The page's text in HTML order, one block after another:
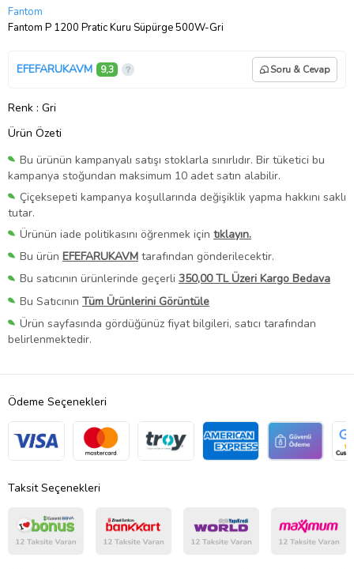
Fantom
Fantom P 1200 Pratic Kuru Süpürge 500W-Gri
EFEFARUKAVM 9,3 Soru & Cevap
Renk : Gri
Ürün Özeti
Bu ürünün kampanyalı satışı stoklarla sınırlıdır. Bir tüketici bu
kampanya stoğundan maksimum 10 adet satın alabilir.
Çiçeksepeti kampanya koşullarında değişiklik yapma hakkını saklı
tutar.
Ürünün iade politikasını öğrenmek için tıklayın.
Bu ürün EFEFARUKAVM tarafından gönderilecektir.
Bu satıcının ürünlerinde geçerli 350,00 TL Üzeri Kargo Bedava
Bu Satıcının Tüm Ürünlerini Görüntüle
Ürün sayfasında gördüğünüz fiyat bilgileri, satıcı tarafından
belirlenmektedir.
Ödeme Seçenekleri
Taksit Seçenekleri